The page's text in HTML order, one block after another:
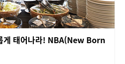
게 태어나라! NBA(New Born